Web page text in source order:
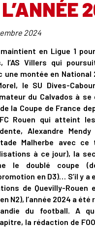
2024
en Ligue 1
l’AS Villers qui
une montée en National
le SU Dives-
du Calvados à
la Coupe de France
Rouen qui atteint
Alexandre
Malherbe avec
à ce jour), la
le doublé coupe
en D3)… S’il y a
de Quevilly-Rouen
N2), l’année 2024 a
du football. A
la rédaction de